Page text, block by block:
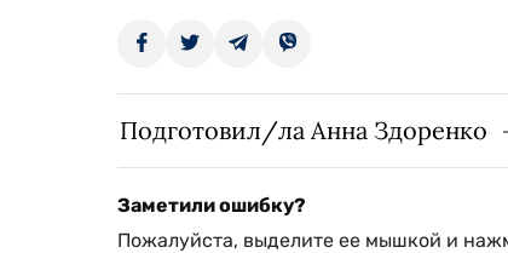
Подготовил/ла Анна Здоренко
Заметили ошибку?
Пожалуйста, выделите ее мышкой и